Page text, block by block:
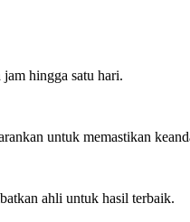
hingga satu hari.
untuk memastikan
ahli untuk hasil terbaik.